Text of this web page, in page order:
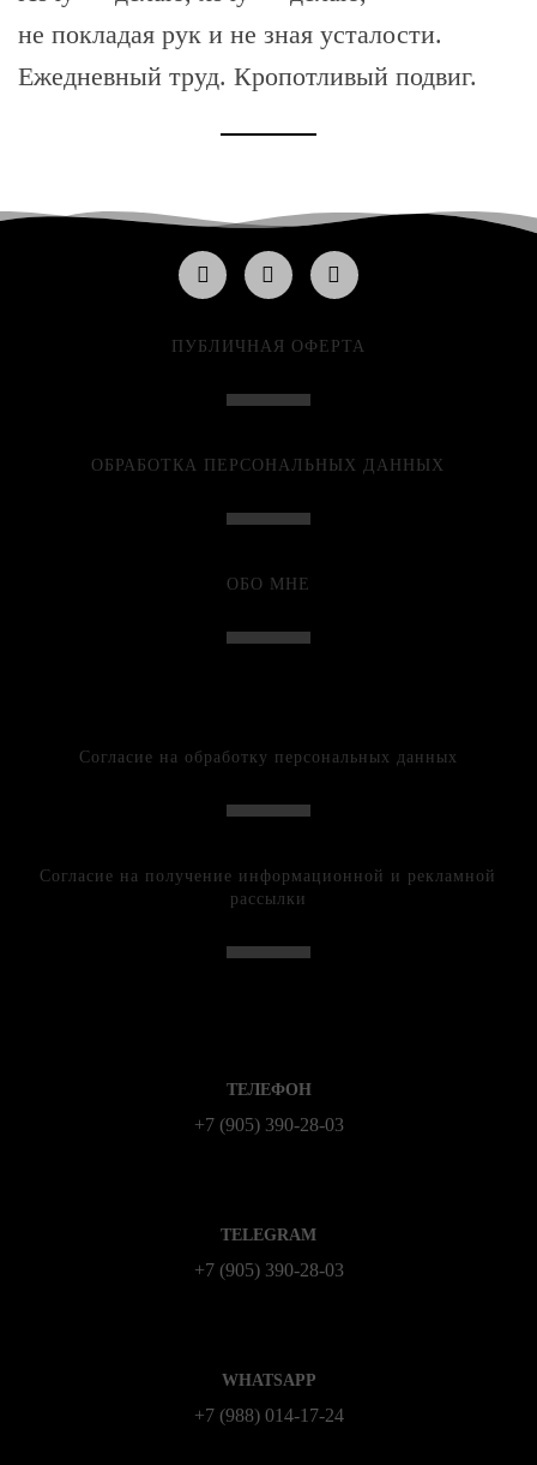
не покладая рук и не зная усталости.
Ежедневный труд. Кропотливый подвиг.
ПУБЛИЧНАЯ ОФЕРТА
ОБРАБОТКА ПЕРСОНАЛЬНЫХ ДАННЫХ
ОБО МНЕ
Согласие на обработку персональных данных
Согласие на получение информационной и рекламной
рассылки
ТЕЛЕФОН
+7 (905) 390-28-03
TELEGRAM
+7 (905) 390-28-03
WHATSAPP
+7 (988) 014‑17‑24